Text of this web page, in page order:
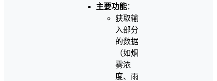
主要功能：
获取输
入部分
的数据
（如烟
雾浓
度、雨